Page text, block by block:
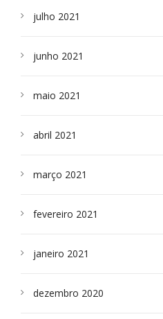
julho 2021
junho 2021
maio 2021
abril 2021
março 2021
fevereiro 2021
janeiro 2021
dezembro 2020